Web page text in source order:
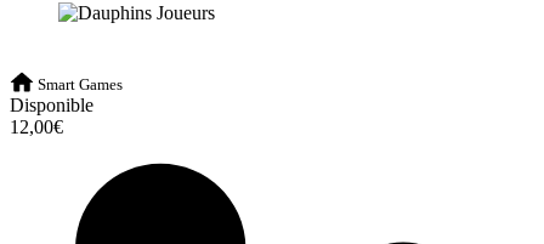
Smart Games
Disponible
12,00€